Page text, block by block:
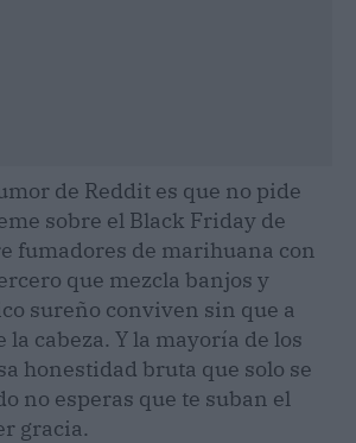
de Reddit es que no pide
sobre el Black Friday de
fumadores de marihuana con
que mezcla banjos y
sureño conviven sin que a
la cabeza. Y la mayoría de los
honestidad bruta que solo se
no esperas que te suban el
gracia.